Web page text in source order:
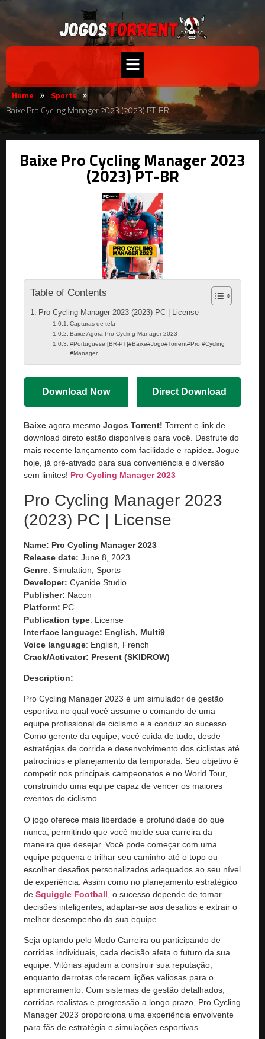
Home » Sports »
Baixe Pro Cycling Manager 2023 (2023) PT-BR
Baixe Pro Cycling Manager 2023
(2023) PT-BR
Table of Contents
Pro Cycling Manager 2023 (2023) PC | License
Capturas de tela
Baixe Agora Pro Cycling Manager 2023
#Portuguese [BR-PT]#Baixe#Jogo#Torrent#Pro #Cycling
#Manager
Download Now Direct Download
Baixe agora mesmo Jogos Torrent! Torrent e link de
download direto estão disponíveis para você. Desfrute do
mais recente lançamento com facilidade e rapidez. Jogue
hoje, já pré-ativado para sua conveniência e diversão
sem limites! Pro Cycling Manager 2023
Pro Cycling Manager 2023
(2023) PC | License
Name: Pro Cycling Manager 2023
Release date: June 8, 2023
Genre: Simulation, Sports
Developer: Cyanide Studio
Publisher: Nacon
Platform: PC
Publication type: License
Interface language: English, Multi9
Voice language: English, French
Crack/Activator: Present (SKIDROW)
Description:
Pro Cycling Manager 2023 é um simulador de gestão
esportiva no qual você assume o comando de uma
equipe profissional de ciclismo e a conduz ao sucesso.
Como gerente da equipe, você cuida de tudo, desde
estratégias de corrida e desenvolvimento dos ciclistas até
patrocínios e planejamento da temporada. Seu objetivo é
competir nos principais campeonatos e no World Tour,
construindo uma equipe capaz de vencer os maiores
eventos do ciclismo.
O jogo oferece mais liberdade e profundidade do que
nunca, permitindo que você molde sua carreira da
maneira que desejar. Você pode começar com uma
equipe pequena e trilhar seu caminho até o topo ou
escolher desafios personalizados adequados ao seu nível
de experiência. Assim como no planejamento estratégico
de Squiggle Football , o sucesso depende de tomar
decisões inteligentes, adaptar-se aos desafios e extrair o
melhor desempenho da sua equipe.
Seja optando pelo Modo Carreira ou participando de
corridas individuais, cada decisão afeta o futuro da sua
equipe. Vitórias ajudam a construir sua reputação,
enquanto derrotas oferecem lições valiosas para o
aprimoramento. Com sistemas de gestão detalhados,
corridas realistas e progressão a longo prazo, Pro Cycling
Manager 2023 proporciona uma experiência envolvente
para fãs de estratégia e simulações esportivas.